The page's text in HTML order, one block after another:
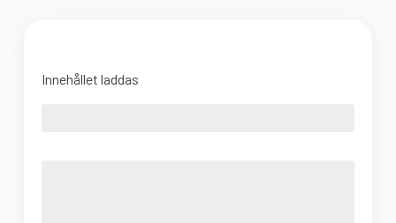
Innehållet laddas